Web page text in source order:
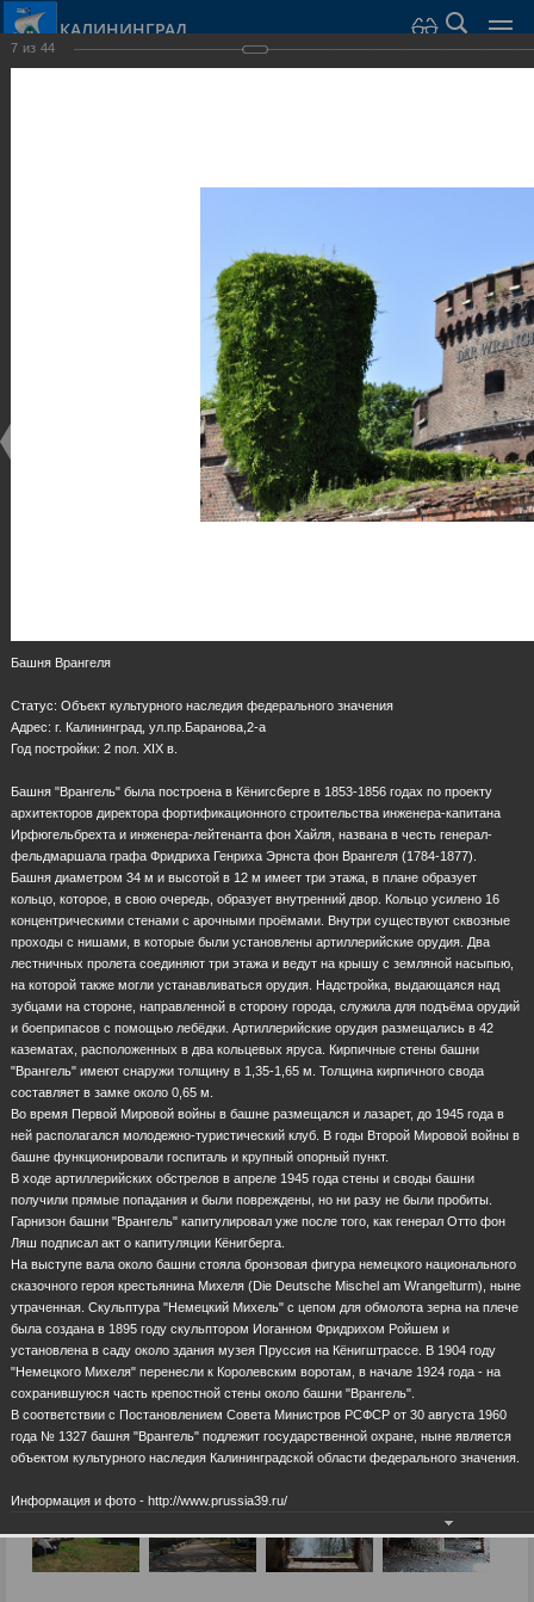
КАЛИНИНГРАД
7 из 44
Башня Врангеля
Статус: Объект культурного наследия федерального значения
Адрес: г. Калининград, ул.пр.Баранова,2-а
Год постройки: 2 пол. XIX в.
Башня "Врангель" была построена в Кёнигсберге в 1853-1856 годах по проекту
архитекторов директора фортификационного строительства инженера-капитана
Ирфюгельбрехта и инженера-лейтенанта фон Хайля, названа в честь генерал-
фельдмаршала графа Фридриха Генриха Эрнста фон Врангеля (1784-1877).
Башня диаметром 34 м и высотой в 12 м имеет три этажа, в плане образует
кольцо, которое, в свою очередь, образует внутренний двор. Кольцо усилено 16
концентрическими стенами с арочными проёмами. Внутри существуют сквозные
проходы с нишами, в которые были установлены артиллерийские орудия. Два
лестничных пролета соединяют три этажа и ведут на крышу с земляной насыпью,
на которой также могли устанавливаться орудия. Надстройка, выдающаяся над
зубцами на стороне, направленной в сторону города, служила для подъёма орудий
и боеприпасов с помощью лебёдки. Артиллерийские орудия размещались в 42
казематах, расположенных в два кольцевых яруса. Кирпичные стены башни
"Врангель" имеют снаружи толщину в 1,35-1,65 м. Толщина кирпичного свода
составляет в замке около 0,65 м.
Во время Первой Мировой войны в башне размещался и лазарет, до 1945 года в
ней располагался молодежно-туристический клуб. В годы Второй Мировой войны в
башне функционировали госпиталь и крупный опорный пункт.
В ходе артиллерийских обстрелов в апреле 1945 года стены и своды башни
получили прямые попадания и были повреждены, но ни разу не были пробиты.
Гарнизон башни "Врангель" капитулировал уже после того, как генерал Отто фон
Ляш подписал акт о капитуляции Кёнигберга.
На выступе вала около башни стояла бронзовая фигура немецкого национального
сказочного героя крестьянина Михеля (Die Deutsche Mischel am Wrangelturm), ныне
утраченная. Скульптура "Немецкий Михель" с цепом для обмолота зерна на плече
была создана в 1895 году скульптором Иоганном Фридрихом Ройшем и
установлена в саду около здания музея Пруссия на Кёнигштрассе. В 1904 году
"Немецкого Михеля" перенесли к Королевским воротам, в начале 1924 года - на
сохранившуюся часть крепостной стены около башни "Врангель".
В соответствии с Постановлением Совета Министров РСФСР от 30 августа 1960
года № 1327 башня "Врангель" подлежит государственной охране, ныне является
объектом культурного наследия Калининградской области федерального значения.
Информация и фото - http://www.prussia39.ru/